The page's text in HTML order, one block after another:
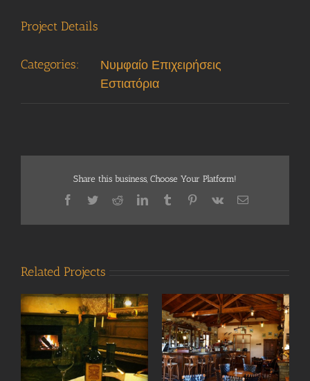
Project Details
Categories:
Νυμφαίο Επιχειρήσεις
Εστιατόρια
Share this business, Choose Your Platform!
Facebook
TwitterRedditLinkedInTumblr Pinterest
Vk Email
Related Projects